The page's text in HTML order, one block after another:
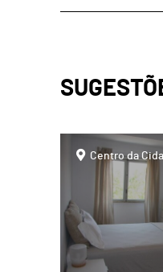
pageCentro da